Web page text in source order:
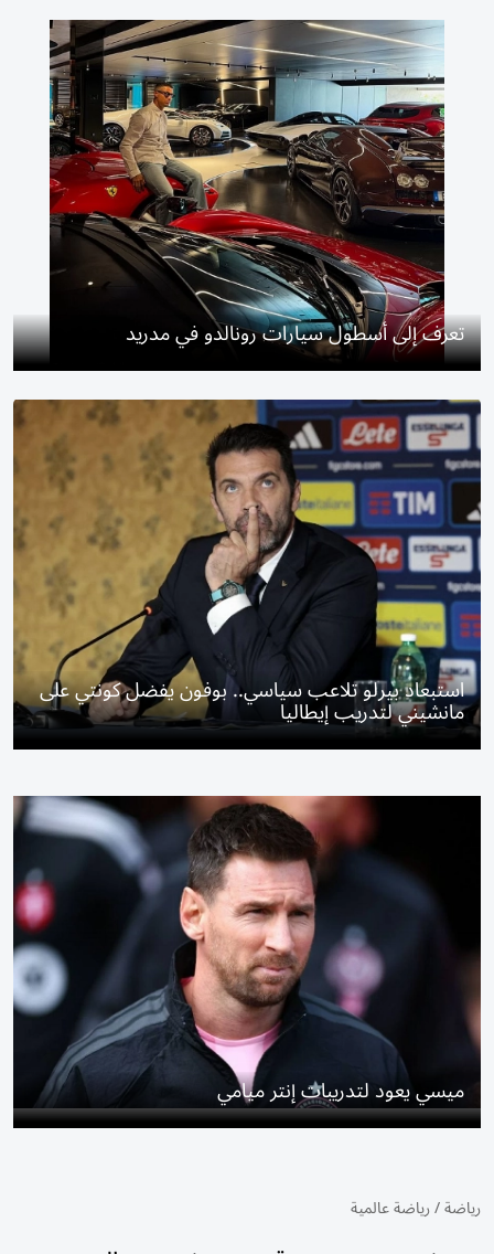
تعرف إلى أسطول سيارات رونالدو في مدريد
استبعاد بيرلو تلاعب سياسي.. بوفون يفضل كونتي على
مانشيني لتدريب إيطاليا
ميسي يعود لتدريبات إنتر ميامي
رياضة/رياضة عالمية